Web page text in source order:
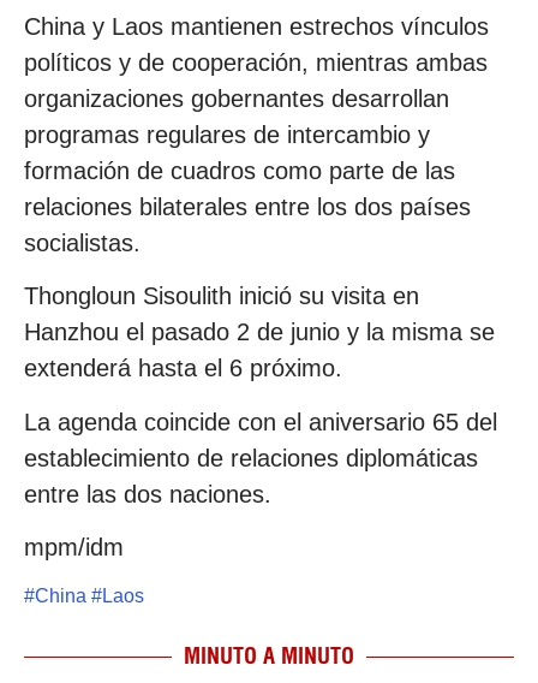
China y Laos mantienen estrechos vínculos
políticos y de cooperación, mientras ambas
organizaciones gobernantes desarrollan
programas regulares de intercambio y
formación de cuadros como parte de las
relaciones bilaterales entre los dos países
socialistas.
Thongloun Sisoulith inició su visita en
Hanzhou el pasado 2 de junio y la misma se
extenderá hasta el 6 próximo.
La agenda coincide con el aniversario 65 del
establecimiento de relaciones diplomáticas
entre las dos naciones.
mpm/idm
#China #Laos
MINUTO A MINUTO